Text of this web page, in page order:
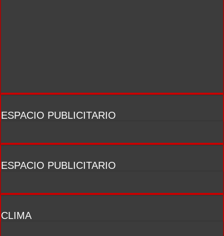
ESPACIO PUBLICITARIO
ESPACIO PUBLICITARIO
CLIMA